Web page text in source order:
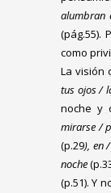
alumbran
(pág.55).
como
La visión
tus ojos /
noche y
mirarse /
(p.29), en
noche
(p.51). Y